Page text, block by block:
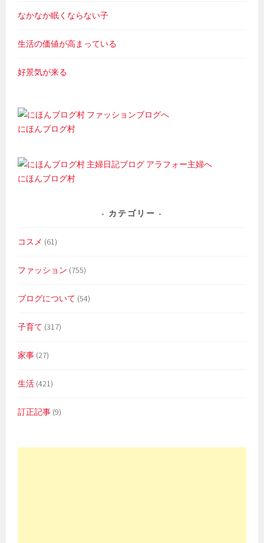
なかなか眠くならない子
生活の価値が高まっている
好景気が来る
にほんブログ村
にほんブログ村
カテゴリー
コスメ (61)
ファッション (755)
ブログについて (54)
子育て (317)
家事 (27)
生活 (421)
訂正記事 (9)